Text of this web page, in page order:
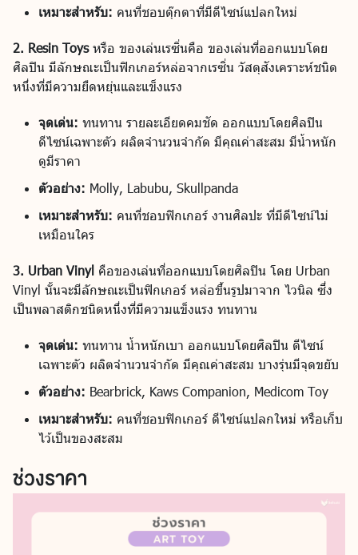
เหมาะสำหรับ: คนที่ชอบตุ๊กตาที่มีดีไซน์แปลกใหม่
2. Resin Toysหรือ ของเล่นเรซิ่นคือ ของเล่นที่ออกแบบโดย
ศิลปิน มีลักษณะเป็นฟิกเกอร์หล่อจากเรซิ่น วัสดุสังเคราะห์ชนิด
หนึ่งที่มีความยืดหยุ่นและแข็งแรง
จุดเด่น: ทนทาน รายละเอียดคมชัด ออกแบบโดยศิลปิน
ดีไซน์เฉพาะตัว ผลิตจำนวนจำกัด มีคุณค่าสะสม มีน้ำหนัก
ดูมีราคา
ตัวอย่าง: Molly, Labubu, Skullpanda
เหมาะสำหรับ: คนที่ชอบฟิกเกอร์ งานศิลปะ ที่มีดีไซน์ไม่
เหมือนใคร
3. Urban Vinyl คือของเล่นที่ออกแบบโดยศิลปิน โดย Urban
Vinyl นั้นจะมีลักษณะเป็นฟิกเกอร์ หล่อขึ้นรูปมาจาก ไวนิล ซึ่ง
เป็นพลาสติกชนิดหนึ่งที่มีความแข็งแรง ทนทาน
จุดเด่น: ทนทาน น้ำหนักเบา ออกแบบโดยศิลปิน ดีไซน์
เฉพาะตัว ผลิตจำนวนจำกัด มีคุณค่าสะสม บางรุ่นมีจุดขยับ
ตัวอย่าง: Bearbrick, Kaws Companion, Medicom Toy
เหมาะสำหรับ: คนที่ชอบฟิกเกอร์ ดีไซน์แปลกใหม่ หรือเก็บ
ไว้เป็นของสะสม
ช่วงราคา